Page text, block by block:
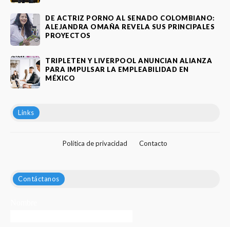
DE ACTRIZ PORNO AL SENADO COLOMBIANO:
ALEJANDRA OMAÑA REVELA SUS PRINCIPALES
PROYECTOS
TRIPLETEN Y LIVERPOOL ANUNCIAN ALIANZA
PARA IMPULSAR LA EMPLEABILIDAD EN
MÉXICO
Links
Política de privacidad Contacto
Contáctanos